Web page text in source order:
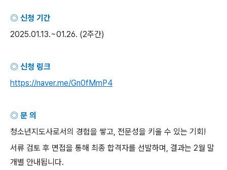
◎ 신청 기간
2025.01.13.~01.26. (2주간)
◎ 신청 링크
https://naver.me/Gn0fMmP4
◎ 문 의
청소년지도사로서의 경험을 쌓고, 전문성을 키울 수 있는 기회 !
서류 검토 후 면접을 통해 최종 합격자를 선발하며, 결과는 2월 말
개별 안내됩니다.